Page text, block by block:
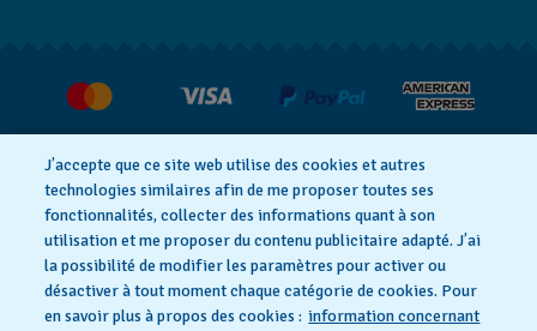
Déclaration de confidentialité
J’accepte que ce site web utilise des cookies et autres
technologies similaires afin de me proposer toutes ses
fonctionnalités, collecter des informations quant à son
utilisation et me proposer du contenu publicitaire adapté. J’ai
la possibilité de modifier les paramètres pour activer ou
désactiver à tout moment chaque catégorie de cookies. Pour
en savoir plus à propos des cookies : information concernant